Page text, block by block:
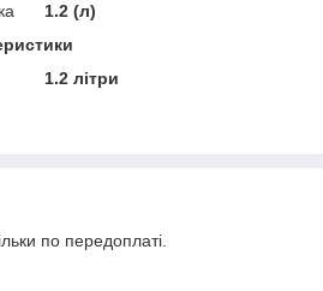
1.2 (л)
1.2 літри
по передоплаті.